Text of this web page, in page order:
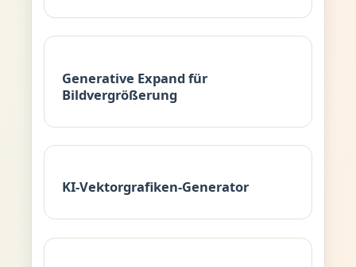
Generative Expand für
Bildvergrößerung
KI-Vektorgrafiken-Generator